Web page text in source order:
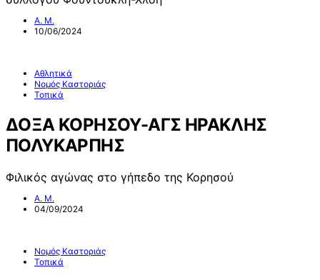
Α. Μ.
10/06/2024
Αθλητικά
Νομός Καστοριάς
Τοπικά
ΔΟΞΑ ΚΟΡΗΣΟΥ-ΑΓΣ ΗΡΑΚΛΗΣ
ΠΟΛΥΚΑΡΠΗΣ
Φιλικός αγώνας στο γήπεδο της Κορησού
Α. Μ.
04/09/2024
Νομός Καστοριάς
Τοπικά